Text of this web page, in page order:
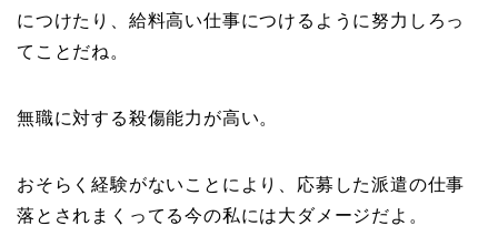
につけたり、給料高い仕事につけるように努力しろっ
てことだね。
無職に対する殺傷能力が高い。
おそらく経験がないことにより、応募した派遣の仕事
落とされまくってる今の私には大ダメージだよ。